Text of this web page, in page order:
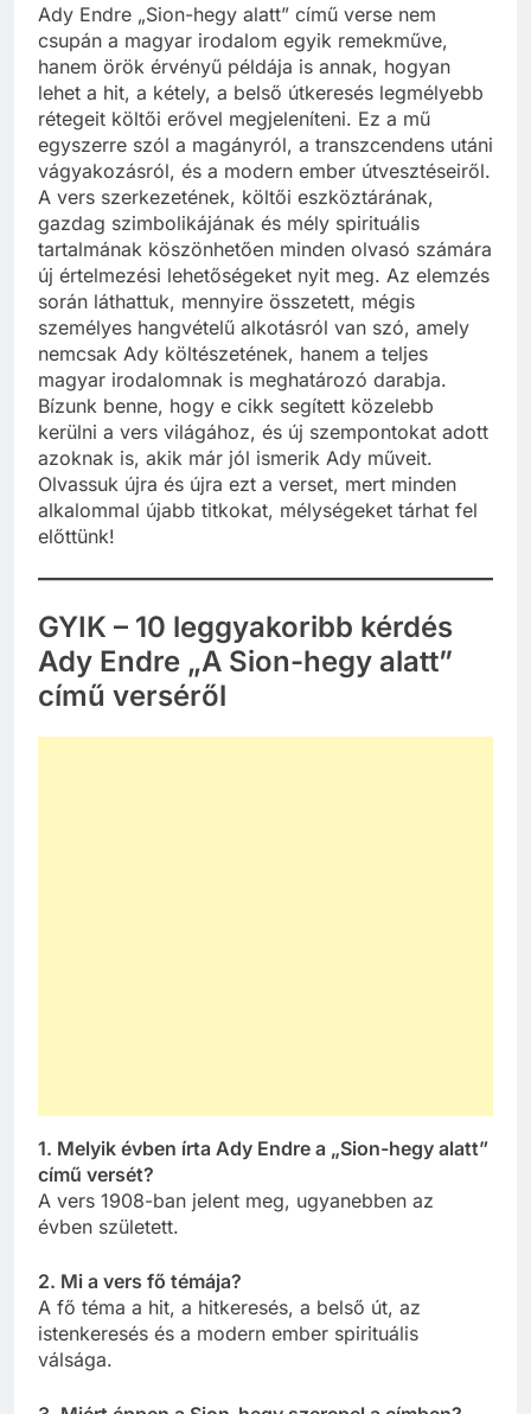
Ady Endre „Sion-hegy alatt” című verse nem
csupán a magyar irodalom egyik remekműve,
hanem örök érvényű példája is annak, hogyan
lehet a hit, a kétely, a belső útkeresés legmélyebb
rétegeit költői erővel megjeleníteni. Ez a mű
egyszerre szól a magányról, a transzcendens utáni
vágyakozásról, és a modern ember útvesztéseiről.
A vers szerkezetének, költői eszköztárának,
gazdag szimbolikájának és mély spirituális
tartalmának köszönhetően minden olvasó számára
új értelmezési lehetőségeket nyit meg. Az elemzés
során láthattuk, mennyire összetett, mégis
személyes hangvételű alkotásról van szó, amely
nemcsak Ady költészetének, hanem a teljes
magyar irodalomnak is meghatározó darabja.
Bízunk benne, hogy e cikk segített közelebb
kerülni a vers világához, és új szempontokat adott
azoknak is, akik már jól ismerik Ady műveit.
Olvassuk újra és újra ezt a verset, mert minden
alkalommal újabb titkokat, mélységeket tárhat fel
előttünk!
GYIK – 10 leggyakoribb kérdés
Ady Endre „A Sion-hegy alatt”
című verséről
1. Melyik évben írta Ady Endre a „Sion-hegy alatt”
című versét?
A vers 1908-ban jelent meg, ugyanebben az
évben született.
2. Mi a vers fő témája?
A fő téma a hit, a hitkeresés, a belső út, az
istenkeresés és a modern ember spirituális
válsága.